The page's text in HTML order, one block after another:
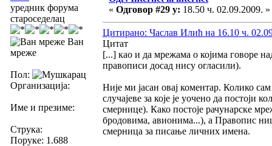
уредник форума
староседелац
Ван
мреже
Пол:
Организација:
Име и презиме:
Струка:
Поруке: 1.688
« Одговор #29 у: 18.50 ч. 02.09.2009. »
Цитирано: Часлав Илић на 16.10 ч.
Цитат
[...] као и да мрежама о којима говоре
правописи досад нису огласили).
Није ми јасан овај коментар. Колико
случајеве за које је уочено да постоји
смернице). Како постоје рачунарске
бродовима, авионима...), а Правопис
смерница за писање личних имена.